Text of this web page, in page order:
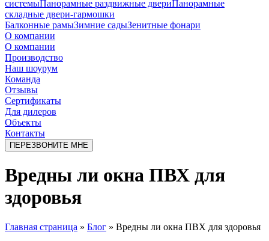
системыПанорамные раздвижные двериПанорамные
складные двери-гармошки
Балконные рамыЗимние садыЗенитные фонари
О компании
О компании
Производство
Наш шоурум
Команда
Отзывы
Сертификаты
Для дилеров
Объекты
Контакты
ПЕРЕЗВОНИТЕ МНЕ
Вредны ли окна ПВХ для
здоровья
Главная страница » Блог » Вредны ли окна ПВХ для здоровья